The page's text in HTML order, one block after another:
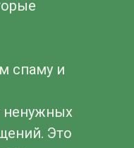
спаму и
ненужных
Это